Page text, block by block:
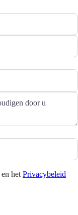
en hetPrivacybeleid